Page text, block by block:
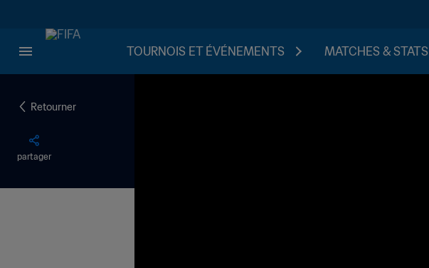
TOURNOIS ET ÉVÉNEMENTS MATCHES & STATS
Retourner
partager